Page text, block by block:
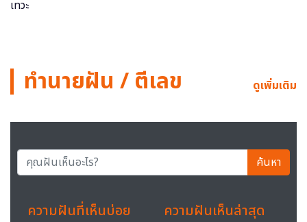
ทำนายฝัน / ตีเลข ดูเพิ่มเติม
ค้นหา
ความฝันที่เห็นบ่อย ความฝันเห็นล่าสุด